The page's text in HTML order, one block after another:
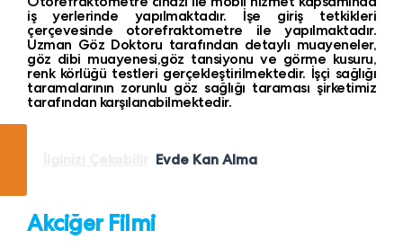
iş yerlerinde yapılmaktadır. İşe giriş tetkikleri
çerçevesinde otorefraktometre ile yapılmaktadır.
Uzman Göz Doktoru tarafından detaylı muayeneler,
göz dibi muayenesi,göz tansiyonu ve görme kusuru,
renk körlüğü testleri gerçekleştirilmektedir. İşçi sağlığı
taramalarının zorunlu göz sağlığı taraması şirketimiz
tarafından karşılanabilmektedir.
Evde Kan Alma
Akciğer Filmi